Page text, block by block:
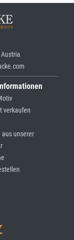
verkaufen
aus unserer